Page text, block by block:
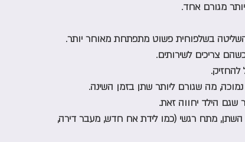
מגורם אחד.
בשלפוחית פשוט מתפתחת מאוחר יותר.
צריכים לשירותים.
להחזיק.
שגם הילד יחווה זאת.
השתן, מתח רגשי (כמו לידת אח חדש, מעבר דירה,